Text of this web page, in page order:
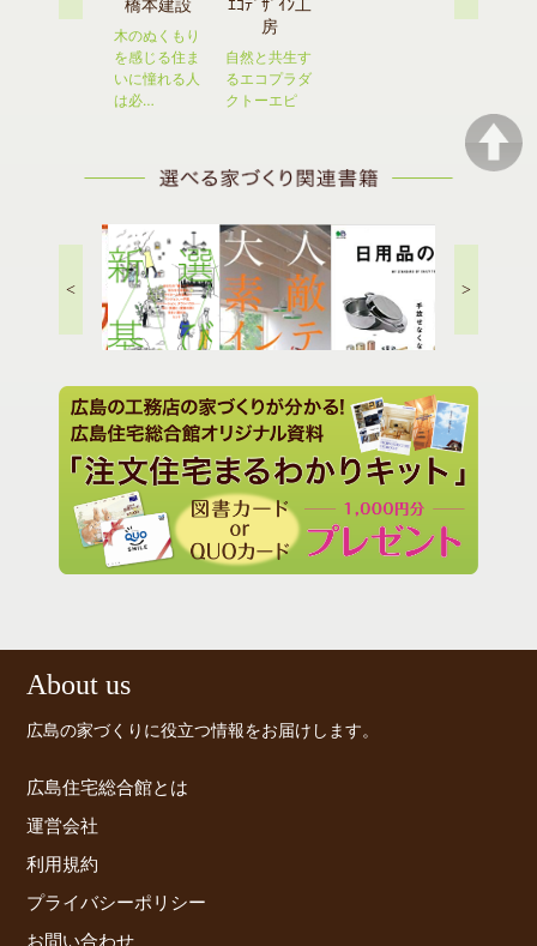
橋本建設
木のぬくもり
を感じる住ま
いに憧れる人
は必…
ｴｺﾃﾞｻﾞｲﾝ工
房
自然と共生す
るエコプラダ
クトーエピ
家。
<
年収200万円からのマイ住まい選びの新基準
大人の素敵インテリア..
日用品の定番..
理術..
>
About us
広島の家づくりに役立つ情報をお届けします。
広島住宅総合館とは
運営会社
利用規約
プライバシーポリシー
お問い合わせ